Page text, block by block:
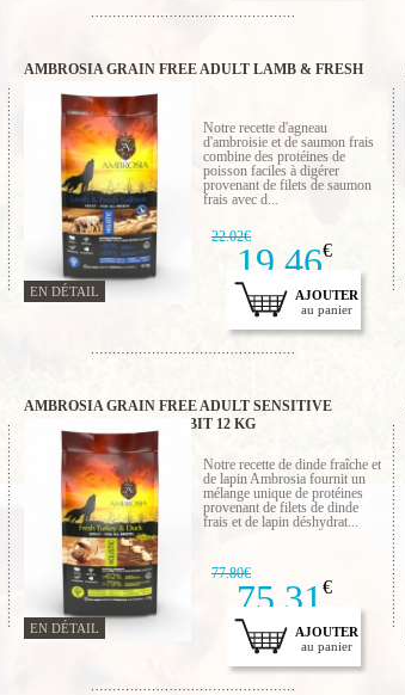
AMBROSIA GRAIN FREE ADULT LAMB & FRESH
Notre recette d'agneau
d'ambroisie et de saumon frais
combine des protéines de
poisson faciles à digérer
provenant de filets de saumon
frais avec d...
22.02€
19.46€
AJOUTER
au panier
EN DÉTAIL
AMBROSIA GRAIN FREE ADULT SENSITIVE
FRESH TURKEY & RABBIT 12 KG
Notre recette de dinde fraîche et
de lapin Ambrosia fournit un
mélange unique de protéines
provenant de filets de dinde
frais et de lapin déshydrat...
77.80€
75.31 €
AJOUTER
au panier
EN DÉTAIL